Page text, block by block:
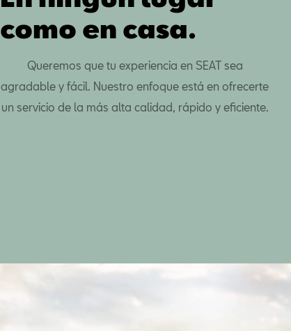
como en casa.
Queremos que tu experiencia en SEAT sea
agradable y fácil. Nuestro enfoque está en ofrecerte
un servicio de la más alta calidad, rápido y eficiente.